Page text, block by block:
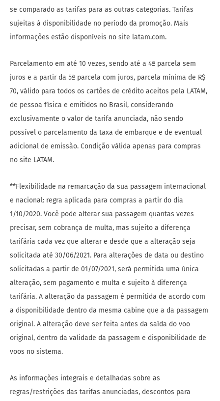
se comparado as tarifas para as outras categorias. Tarifas
sujeitas à disponibilidade no período da promoção. Mais
informações estão disponíveis no site latam.com.
Parcelamento em até 10 vezes, sendo até a 4ª parcela sem
juros e a partir da 5ª parcela com juros, parcela mínima de R$
70, válido para todos os cartões de crédito aceitos pela LATAM,
de pessoa física e emitidos no Brasil, considerando
exclusivamente o valor de tarifa anunciada, não sendo
possível o parcelamento da taxa de embarque e de eventual
adicional de emissão. Condição válida apenas para compras
no site LATAM.
**Flexibilidade na remarcação da sua passagem internacional
e nacional: regra aplicada para compras a partir do dia
1/10/2020. Você pode alterar sua passagem quantas vezes
precisar, sem cobrança de multa, mas sujeito a diferença
tarifária cada vez que alterar e desde que a alteração seja
solicitada até 30/06/2021. Para alterações de data ou destino
solicitadas a partir de 01/07/2021, será permitida uma única
alteração, sem pagamento e multa e sujeito à diferença
tarifária. A alteração da passagem é permitida de acordo com
a disponibilidade dentro da mesma cabine que a da passagem
original. A alteração deve ser feita antes da saída do voo
original, dentro da validade da passagem e disponibilidade de
voos no sistema.
As informações integrais e detalhadas sobre as
regras/restrições das tarifas anunciadas, descontos para